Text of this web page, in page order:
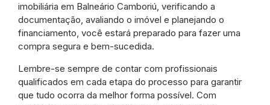
imobiliária em Balneário Camboriú, verificando a
documentação, avaliando o imóvel e planejando o
financiamento, você estará preparado para fazer uma
compra segura e bem-sucedida.
Lembre-se sempre de contar com profissionais
qualificados em cada etapa do processo para garantir
que tudo ocorra da melhor forma possível. Com